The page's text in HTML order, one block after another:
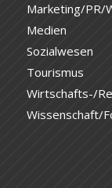
Marketing/PR/
Medien
Sozialwesen
Tourismus
Wirtschafts-/
Wissenschaft/